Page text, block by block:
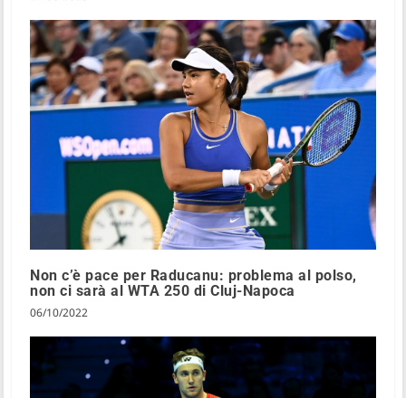
Non c’è pace per Raducanu: problema al polso,
non ci sarà al WTA 250 di Cluj-Napoca
06/10/2022